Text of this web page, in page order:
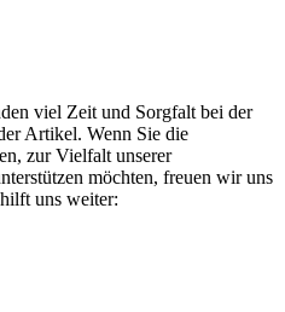
viel Zeit und Sorgfalt bei der
Artikel. Wenn Sie die
zur Vielfalt unserer
möchten, freuen wir uns
uns weiter: